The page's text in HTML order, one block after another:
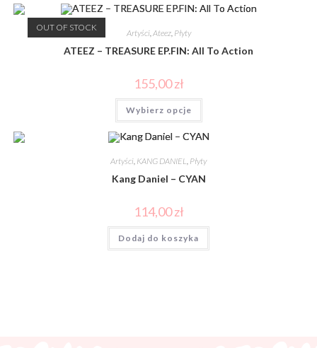
OUT OF STOCK
Artyści,Ateez, Płyty
ATEEZ – TREASURE EP.FIN: All To Action
155,00zł
Wybierz opcje
Artyści, KANG DANIEL, Płyty
Kang Daniel – CYAN
114,00zł
Dodaj do koszyka